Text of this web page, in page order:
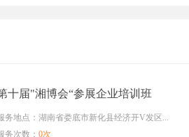
十届"湘博会“参展企业培训班
务地点：湖南省娄底市新化县经济开V发区...
务次数： 0次